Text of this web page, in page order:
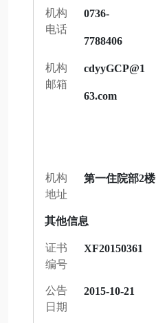
机构
电话
0736-
7788406
机构
邮箱
cdyyGCP@1
63.com
机构
地址
第一住院部2楼
其他信息
证书
编号
XF20150361
公告
日期
2015-10-21